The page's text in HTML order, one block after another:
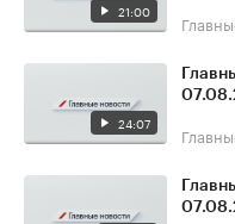
21:00
24:07